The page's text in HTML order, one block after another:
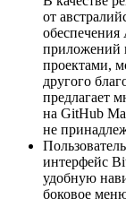
от
обеспечения
приложений
проектами,
другого
предлагает
на GitHub
не
интерфейс
удобную
боковое